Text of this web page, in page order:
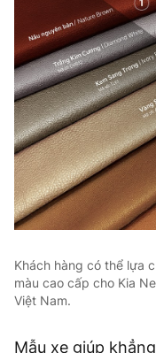
Khách hàng có thể lựa
màu cao cấp cho Kia
Việt Nam.
Mẫu xe giúp